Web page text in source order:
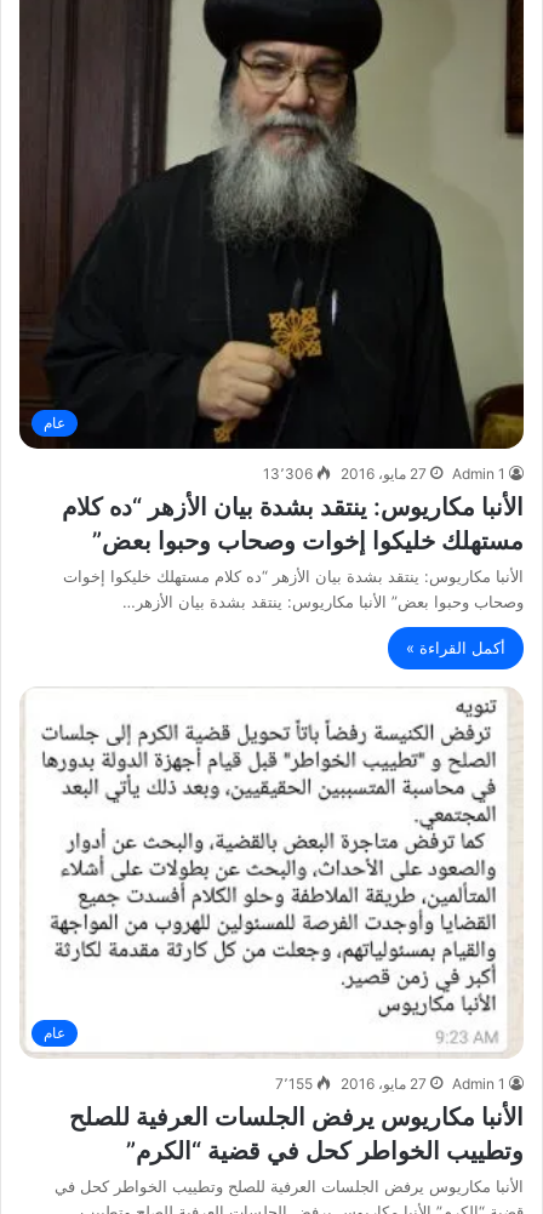
عام
Admin 1 27 مايو، 2016 13٬306
الأنبا مكاريوس: ينتقد بشدة بيان الأزهر “ده كلام
مستهلك خليكوا إخوات وصحاب وحبوا بعض”
الأنبا مكاريوس: ينتقد بشدة بيان الأزهر “ده كلام مستهلك خليكوا إخوات
وصحاب وحبوا بعض” الأنبا مكاريوس: ينتقد بشدة بيان الأزهر…
أكمل القراءة »
عام
Admin 1 27 مايو، 2016 7٬155
الأنبا مكاريوس يرفض الجلسات العرفية للصلح
وتطييب الخواطر كحل في قضية “الكرم”
الأنبا مكاريوس يرفض الجلسات العرفية للصلح وتطييب الخواطر كحل في